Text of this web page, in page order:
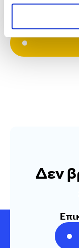
Δεν